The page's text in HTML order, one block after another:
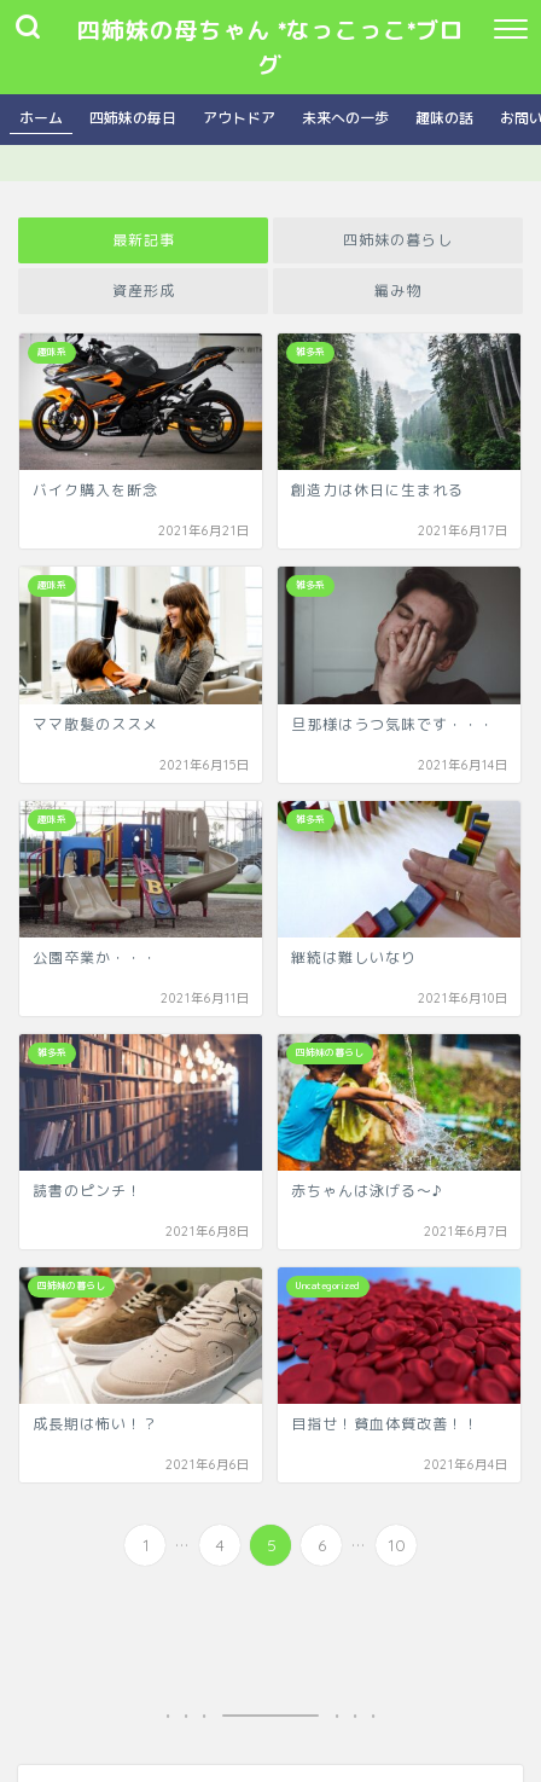
四姉妹の母ちゃん *なっこっこ*ブロ
グ
ホーム 四姉妹の毎日 アウトドア 未来への一歩 趣味の話 お問
最新記事 四姉妹の暮らし
資産形成 編み物
趣味系
バイク購入を断念
2021年6月21日
雑多系
創造力は休日に生まれる
2021年6月17日
趣味系
ママ散髪のススメ
2021年6月15日
雑多系
旦那様はうつ気味です・・・
2021年6月14日
趣味系
公園卒業か・・・
2021年6月11日
雑多系
継続は難しいなり
2021年6月10日
雑多系
読書のピンチ！
2021年6月8日
四姉妹の暮らし
赤ちゃんは泳げる～♪
2021年6月7日
四姉妹の暮らし
成長期は怖い！？
2021年6月6日
Uncategorized
目指せ！貧血体質改善！！
2021年6月4日
1 ... 4 5 6 ... 10